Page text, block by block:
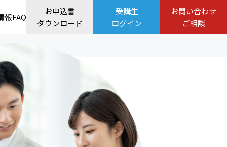
報FAQ
お申込書
ダウンロード
受講生
ログイン
お問い合わせ
ご相談